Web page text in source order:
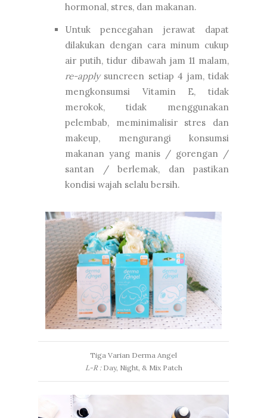
hormonal, stres, dan makanan.
Untuk pencegahan jerawat dapat
dilakukan dengan cara minum cukup
air putih, tidur dibawah jam 11 malam,
re-apply suncreen setiap 4 jam, tidak
mengkonsumsi Vitamin E, tidak
merokok, tidak menggunakan
pelembab, meminimalisir stres dan
makeup, mengurangi konsumsi
makanan yang manis / gorengan /
santan / berlemak, dan pastikan
kondisi wajah selalu bersih.
Tiga Varian Derma Angel
L-R : Day, Night, & Mix Patch